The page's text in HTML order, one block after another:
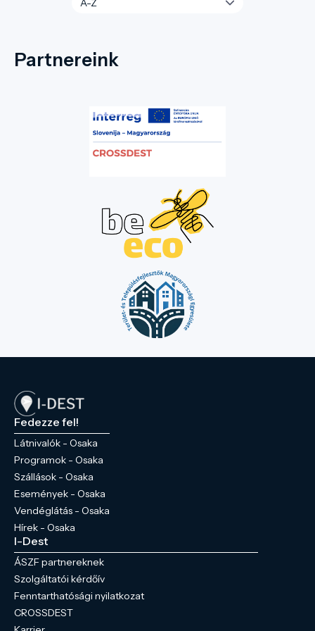
Partnereink
Fedezze fel!
Látnivalók - Osaka
Programok - Osaka
Szállások - Osaka
Események - Osaka
Vendéglátás - Osaka
Hírek - Osaka
I-Dest
ÁSZF partnereknek
Szolgáltatói kérdőív
Fenntarthatósági nyilatkozat
CROSSDEST